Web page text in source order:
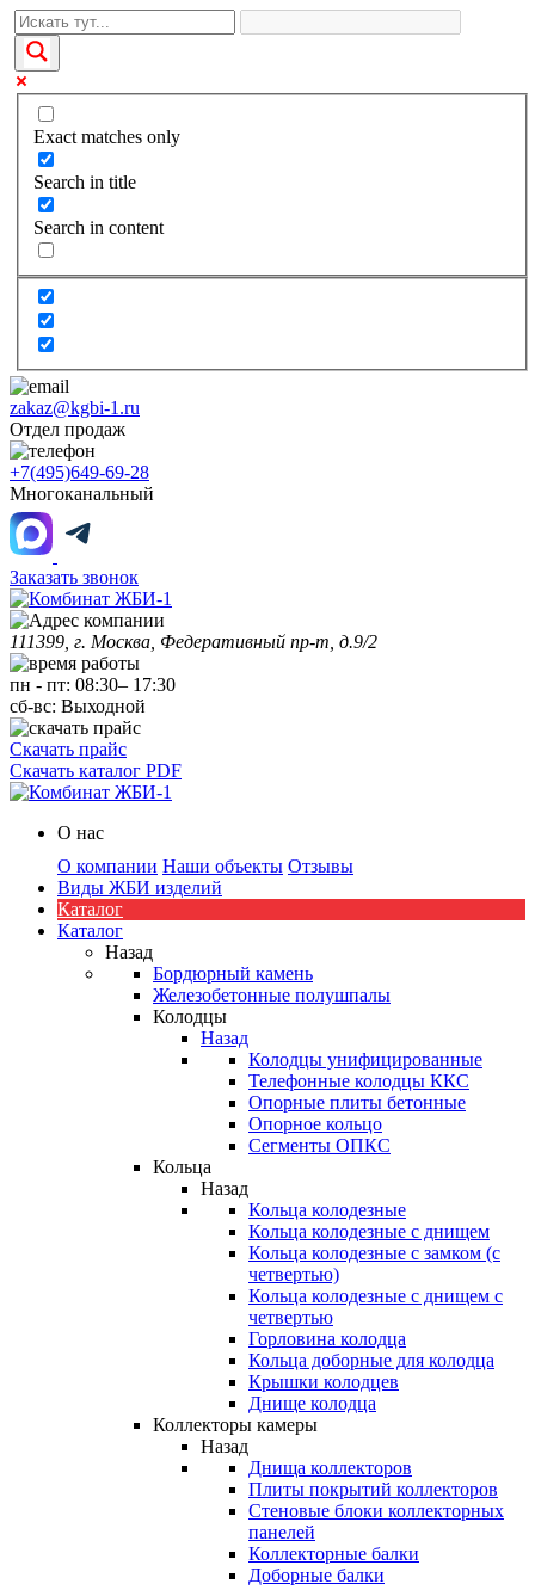
Exact matches only
Search in title
Search in content
zakaz@kgbi-1.ru
Отдел продаж
+7(495)649-69-28
Многоканальный
Заказать звонок
111399, г. Москва, Федеративный пр-т, д.9/2
пн - пт: 08:30– 17:30
сб-вс: Выходной
Скачать прайс
Скачать каталог PDF
О нас
О компании Наши объекты Отзывы
Виды ЖБИ изделий
Каталог
Каталог
Назад
Бордюрный камень
Железобетонные полушпалы
Колодцы
Назад
Колодцы унифицированные
Телефонные колодцы ККС
Опорные плиты бетонные
Опорное кольцо
Сегменты ОПКС
Кольца
Назад
Кольца колодезные
Кольца колодезные с днищем
Кольца колодезные с замком (с
четвертью)
Кольца колодезные с днищем с
четвертью
Горловина колодца
Кольца доборные для колодца
Крышки колодцев
Днище колодца
Коллекторы камеры
Назад
Днища коллекторов
Плиты покрытий коллекторов
Стеновые блоки коллекторных
панелей
Коллекторные балки
Доборные балки